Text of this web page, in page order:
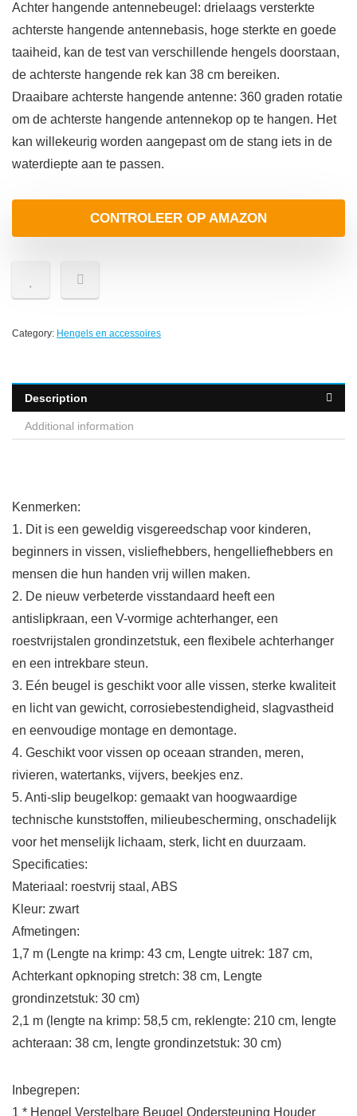
Achter hangende antennebeugel: drielaags versterkte
achterste hangende antennebasis, hoge sterkte en goede
taaiheid, kan de test van verschillende hengels doorstaan,
de achterste hangende rek kan 38 cm bereiken.
Draaibare achterste hangende antenne: 360 graden rotatie
om de achterste hangende antennekop op te hangen. Het
kan willekeurig worden aangepast om de stang iets in de
waterdiepte aan te passen.
CONTROLEER OP AMAZON
Category: Hengels en accessoires
Description
Additional information
Kenmerken:
1. Dit is een geweldig visgereedschap voor kinderen,
beginners in vissen, visliefhebbers, hengelliefhebbers en
mensen die hun handen vrij willen maken.
2. De nieuw verbeterde visstandaard heeft een
antislipkraan, een V-vormige achterhanger, een
roestvrijstalen grondinzetstuk, een flexibele achterhanger
en een intrekbare steun.
3. Eén beugel is geschikt voor alle vissen, sterke kwaliteit
en licht van gewicht, corrosiebestendigheid, slagvastheid
en eenvoudige montage en demontage.
4. Geschikt voor vissen op oceaan stranden, meren,
rivieren, watertanks, vijvers, beekjes enz.
5. Anti-slip beugelkop: gemaakt van hoogwaardige
technische kunststoffen, milieubescherming, onschadelijk
voor het menselijk lichaam, sterk, licht en duurzaam.
Specificaties:
Materiaal: roestvrij staal, ABS
Kleur: zwart
Afmetingen:
1,7 m (Lengte na krimp: 43 cm, Lengte uitrek: 187 cm,
Achterkant opknoping stretch: 38 cm, Lengte
grondinzetstuk: 30 cm)
2,1 m (lengte na krimp: 58,5 cm, reklengte: 210 cm, lengte
achteraan: 38 cm, lengte grondinzetstuk: 30 cm)
Inbegrepen:
1 * Hengel Verstelbare Beugel Ondersteuning Houder